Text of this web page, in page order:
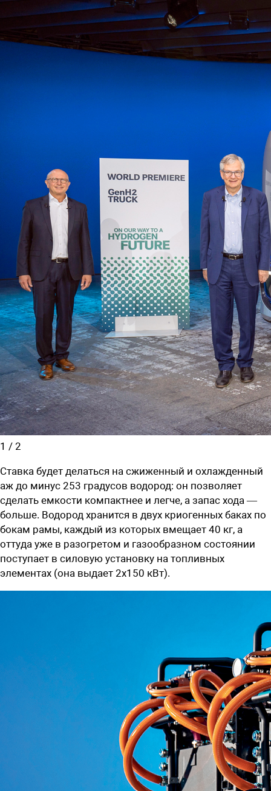
1 / 2
Ставка будет делаться на сжиженный и охлажденный
аж до минус 253 градусов водород: он позволяет
сделать емкости компактнее и легче, а запас хода —
больше. Водород хранится в двух криогенных баках по
бокам рамы, каждый из которых вмещает 40 кг, а
оттуда уже в разогретом и газообразном состоянии
поступает в силовую установку на топливных
элементах (она выдает 2х150 кВт).